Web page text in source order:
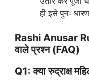
ही इसे पुनः
Rashi Anusar
वाले प्रश्न (FAQ)
Q1: क्या रुद्राक्ष